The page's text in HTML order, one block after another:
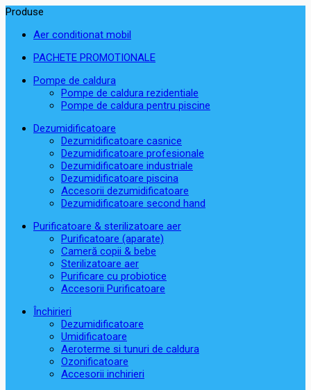
Produse
Aer conditionat mobil
PACHETE PROMOTIONALE
Pompe de caldura
Pompe de caldura rezidentiale
Pompe de caldura pentru piscine
Dezumidificatoare
Dezumidificatoare casnice
Dezumidificatoare profesionale
Dezumidificatoare industriale
Dezumidificatoare piscina
Accesorii dezumidificatoare
Dezumidificatoare second hand
Purificatoare & sterilizatoare aer
Purificatoare (aparate)
Cameră copii & bebe
Sterilizatoare aer
Purificare cu probiotice
Accesorii Purificatoare
Închirieri
Dezumidificatoare
Umidificatoare
Aeroterme si tunuri de caldura
Ozonificatoare
Accesorii inchirieri